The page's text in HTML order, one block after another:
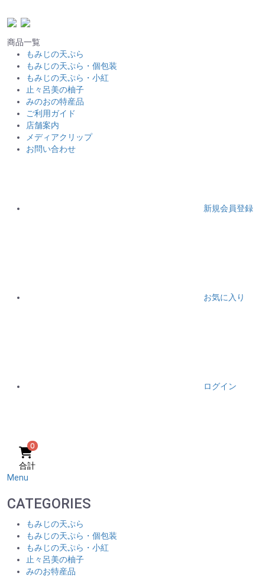
商品一覧
もみじの天ぷら
もみじの天ぷら・個包装
もみじの天ぷら・小紅
止々呂美の柚子
みのおの特産品
ご利用ガイド
店舗案内
メディアクリップ
お問い合わせ
新規会員登録
お気に入り
ログイン
0
合計
Menu
CATEGORIES
もみじの天ぷら
もみじの天ぷら・個包装
もみじの天ぷら・小紅
止々呂美の柚子
みのお特産品